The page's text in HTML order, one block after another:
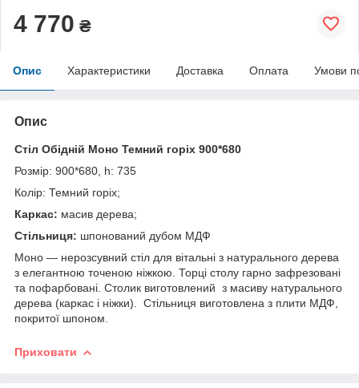
4 770 ₴
Опис Характеристики Доставка Оплата Умови
Опис
Стіл Обідній Моно Темний горіх 900*680
Розмір: 900*680, h: 735
Колір: Темний горіх;
Каркас: масив дерева;
Стільниця: шпонований дубом МДФ
Моно — нерозсувний стіл для вітальні з натурального дерева
з елегантною точеною ніжкою. Торці столу гарно зафрезовані
та пофарбовані. Столик виготовлений з масиву натурального
дерева (каркас і ніжки). Стільниця виготовлена з плити МДФ,
покритої шпоном.
Приховати